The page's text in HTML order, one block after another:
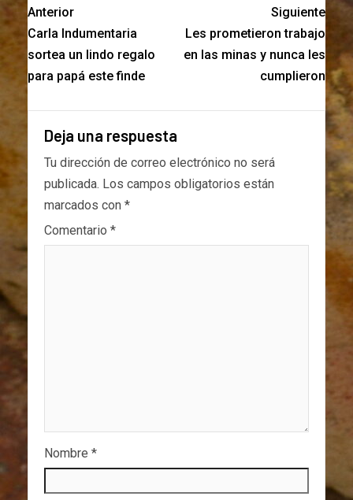
Anterior
Carla Indumentaria
sortea un lindo regalo
para papá este finde
Siguiente
Les prometieron trabajo
en las minas y nunca les
cumplieron
Deja una respuesta
Tu dirección de correo electrónico no será
publicada. Los campos obligatorios están
marcados con *
Comentario *
Nombre *